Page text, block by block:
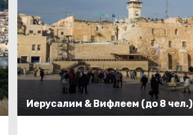
Иерусалим & Вифлеем (до 8 чел.)